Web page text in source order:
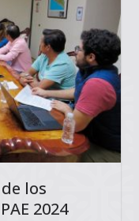
los
2024